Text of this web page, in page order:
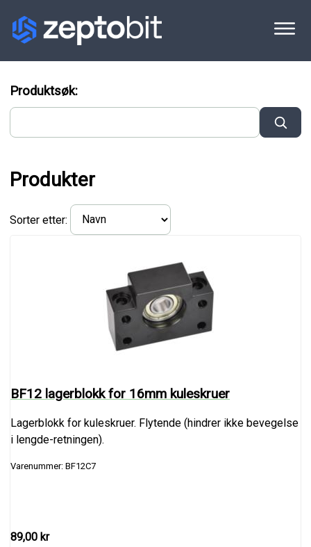
Produktsøk:
Produkter
Sorter etter:
BF12 lagerblokk for 16mm kuleskruer
Lagerblokk for kuleskruer. Flytende (hindrer ikke bevegelse
i lengde-retningen).
Varenummer: BF12C7
89,00 kr